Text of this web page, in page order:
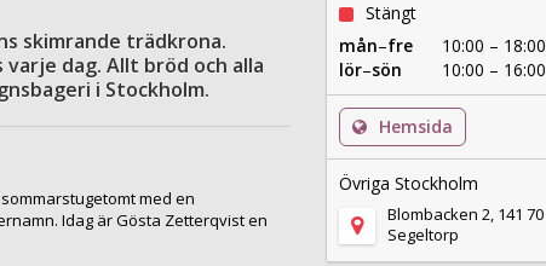
skimrande trädkrona.
dag. Allt bröd och alla
i Stockholm.
med en
Idag är Gösta Zetterqvist en
Stängt
mån–fre
10:00 – 18:00
lör–sön 10:00 – 16:00
Hemsida
Övriga Stockholm
Blombacken 2, 141 70
Segeltorp